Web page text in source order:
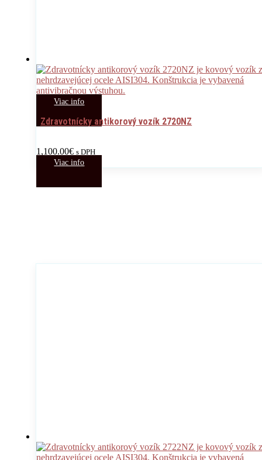
Viac info
Zdravotnícky antikorový vozík 2720NZ
1,100.00€ s DPH
Viac info